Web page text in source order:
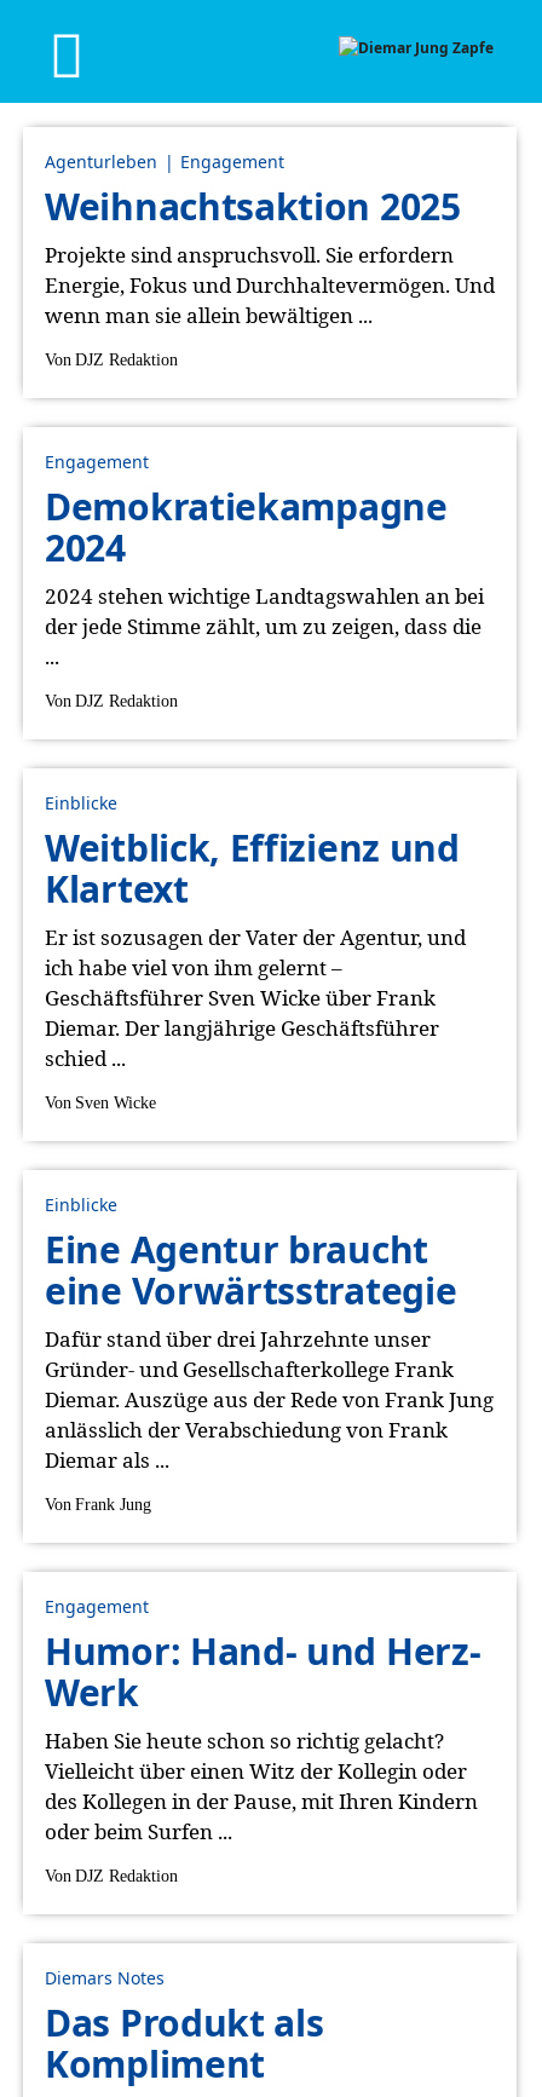
Agenturleben Engagement
Weihnachtsaktion 2025
Projekte sind anspruchsvoll. Sie erfordern
Energie, Fokus und Durchhaltevermögen. Und
wenn man sie allein bewältigen ...
Von DJZ Redaktion
Engagement
Demokratiekampagne
2024
2024 stehen wichtige Landtagswahlen an bei
der jede Stimme zählt, um zu zeigen, dass die
...
Von DJZ Redaktion
Einblicke
Weitblick, Effizienz und
Klartext
Er ist sozusagen der Vater der Agentur, und
ich habe viel von ihm gelernt –
Geschäftsführer Sven Wicke über Frank
Diemar. Der langjährige Geschäftsführer
schied ...
Von Sven Wicke
Einblicke
Eine Agentur braucht
eine Vorwärtsstrategie
Dafür stand über drei Jahrzehnte unser
Gründer- und Gesellschafterkollege Frank
Diemar. Auszüge aus der Rede von Frank Jung
anlässlich der Verabschiedung von Frank
Diemar als ...
Von Frank Jung
Engagement
Humor: Hand- und Herz-
Werk
Haben Sie heute schon so richtig gelacht?
Vielleicht über einen Witz der Kollegin oder
des Kollegen in der Pause, mit Ihren Kindern
oder beim Surfen ...
Von DJZ Redaktion
Diemars Notes
Das Produkt als
Kompliment